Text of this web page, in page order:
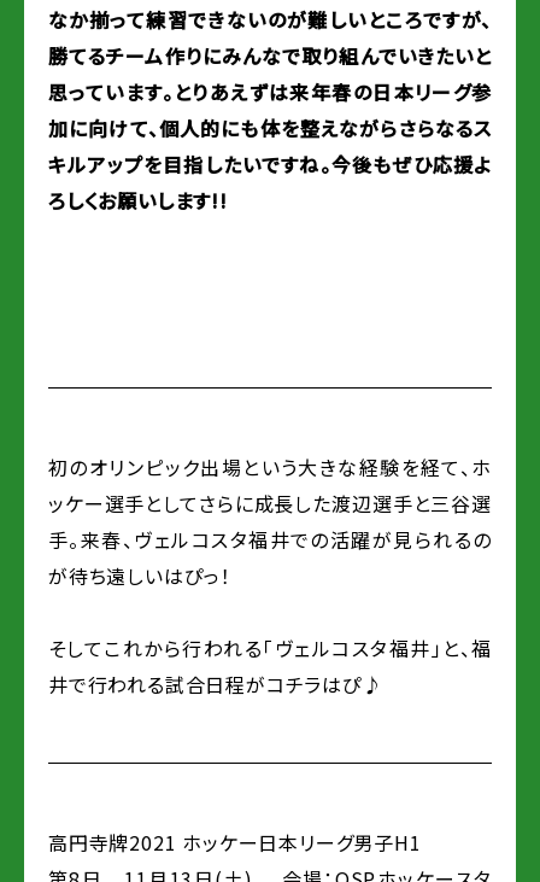
なか揃って練習できないのが難しいところですが、
勝てるチーム作りにみんなで取り組んでいきたいと
思っています。とりあえずは来年春の日本リーグ参
加に向けて、個人的にも体を整えながらさらなるス
キルアップを目指したいですね。今後もぜひ応援よ
ろしくお願いします!!
初のオリンピック出場という大きな経験を経て、ホ
ッケー選手としてさらに成長した渡辺選手と三谷選
手。来春、ヴェルコスタ福井での活躍が見られるの
が待ち遠しいはぴっ！
そしてこれから行われる「ヴェルコスタ福井」と、福
井で行われる試合日程がコチラはぴ♪
高円寺牌2021 ホッケー日本リーグ男子H1